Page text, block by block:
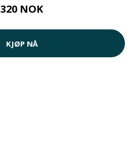
320 NOK
KJØP NÅ